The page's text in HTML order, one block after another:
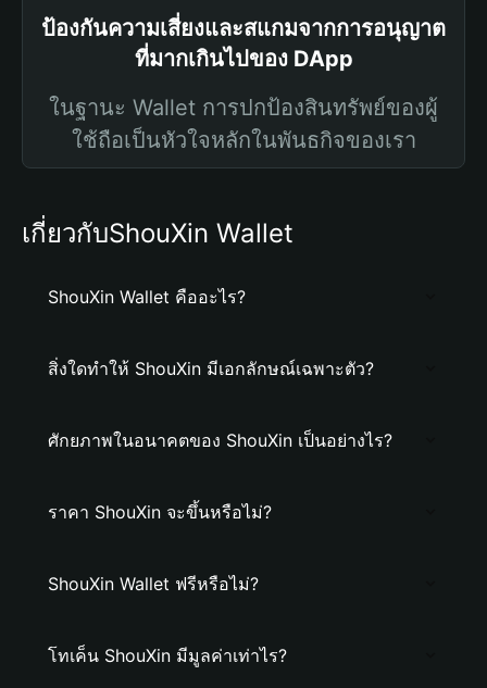
ป้องกันความเสี่ยงและสแกมจากการอนุญาต
ที่มากเกินไปของ DApp
ในฐานะ Wallet การปกป้องสินทรัพย์ของผู้
ใช้ถือเป็นหัวใจหลักในพันธกิจของเรา
เกี่ยวกับShouXin Wallet
ShouXin Wallet คืออะไร?
สิ่งใดทำให้ ShouXin มีเอกลักษณ์เฉพาะตัว?
ศักยภาพในอนาคตของ ShouXin เป็นอย่างไร?
ราคา ShouXin จะขึ้นหรือไม่?
ShouXin Wallet ฟรีหรือไม่?
โทเค็น ShouXin มีมูลค่าเท่าไร?